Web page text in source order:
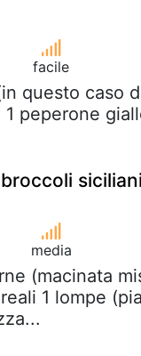
facile
questo caso
peperone
siciliani
media
(macinata
1 lompe